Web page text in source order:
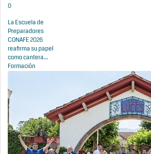
0
La Escuela de
Preparadores
CONAFE 2026
reafirma su papel
como cantera...
Formación